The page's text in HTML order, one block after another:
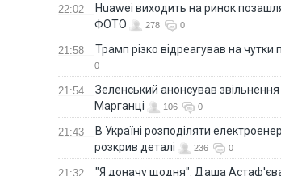
22:02
Huawei виходить на ринок
ФОТО
278 0
21:58 Трамп різко відреагував на чутки
0
21:54
Зеленський анонсував
Марганці
106 0
21:43
В Україні розподіляти
розкрив деталі
236 0
21:32 "Я доначу щодня": Даша Астаф'єва